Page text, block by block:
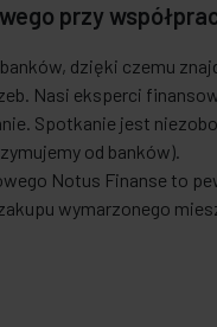
przy
dzięki czemu
Nasi eksperci
Spotkanie jest
od banków).
Notus Finanse to
wymarzonego